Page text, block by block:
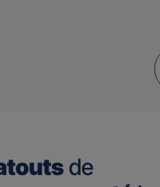
de